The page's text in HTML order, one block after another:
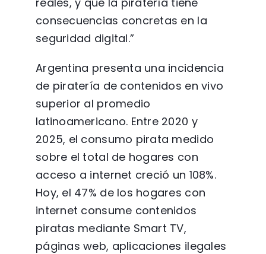
consecuencias concretas en la
seguridad digital.”
Argentina presenta una incidencia
de piratería de contenidos en vivo
superior al promedio
latinoamericano. Entre 2020 y
2025, el consumo pirata medido
sobre el total de hogares con
acceso a internet creció un 108%.
Hoy, el 47% de los hogares con
internet consume contenidos
piratas mediante Smart TV,
páginas web, aplicaciones ilegales